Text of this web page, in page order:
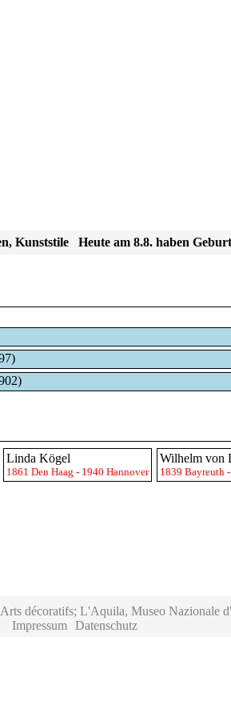
Heute am 8.8. haben
Kunststile
Linda Kögel
1861 Den Haag - 1940 Hannover
Wilhelm von
1839 Bayreuth
décoratifs; L'Aquila, Museo Nazionale
Impressum
Datenschutz